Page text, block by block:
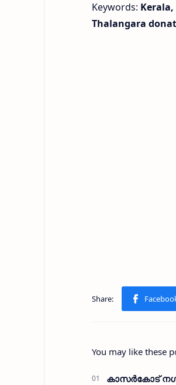
Keywords:
Thalangara
You may like these
കാസര്‍കോട്